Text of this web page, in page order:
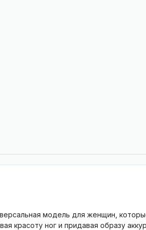
модель для женщин,
красоту ног и придавая образу